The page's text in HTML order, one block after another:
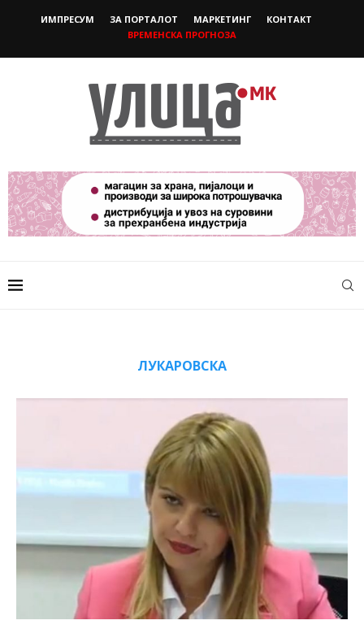
ИМПРЕСУМ ЗА ПОРТАЛОТ МАРКЕТИНГ
КОНТАКТ
ВРЕМЕНСКА ПРОГНОЗА
ЛУКАРОВСКА